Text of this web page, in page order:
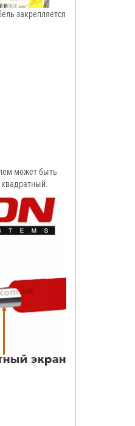
закрепляется
может быть